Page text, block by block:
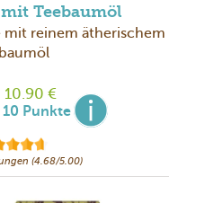
Teebaumöl
mit reinem ätherischem
10.90 €
10 Punkte
(4.68/5.00)